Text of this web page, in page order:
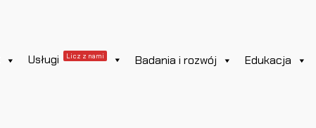
Usługi Licz z nami Badania i rozwój Edukacja